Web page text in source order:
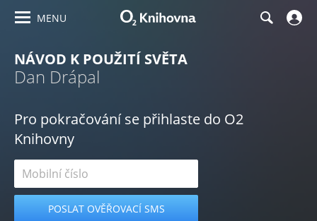
MENU
NÁVOD K POUŽITÍ SVĚTA
Dan Drápal
Pro pokračování se přihlaste do O2
Knihovny